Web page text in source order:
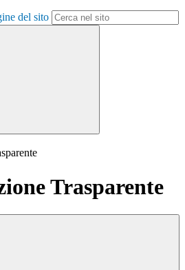
del sito
Trasparente